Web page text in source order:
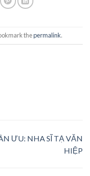
thepermalink.
ƯU: NHA SĨ TẠ VĂN
HIỆP